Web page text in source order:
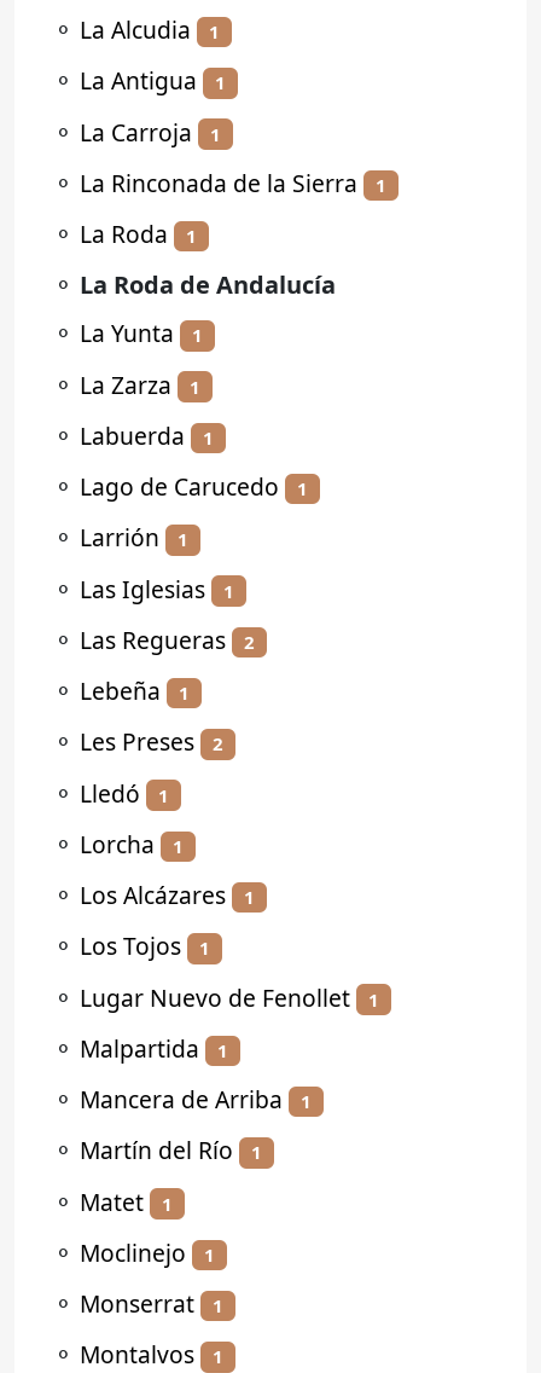
⚬ La Alcudia 1
⚬ La Antigua 1
⚬ La Carroja 1
⚬ La Rinconada de la Sierra 1
⚬ La Roda 1
⚬ La Roda de Andalucía
⚬ La Yunta 1
⚬ La Zarza 1
⚬ Labuerda 1
⚬ Lago de Carucedo 1
⚬ Larrión 1
⚬ Las Iglesias 1
⚬ Las Regueras 2
⚬ Lebeña 1
⚬ Les Preses 2
⚬ Lledó 1
⚬ Lorcha 1
⚬ Los Alcázares 1
⚬ Los Tojos 1
⚬ Lugar Nuevo de Fenollet 1
⚬ Malpartida 1
⚬ Mancera de Arriba 1
⚬ Martín del Río 1
⚬ Matet 1
⚬ Moclinejo 1
⚬ Monserrat 1
⚬ Montalvos 1